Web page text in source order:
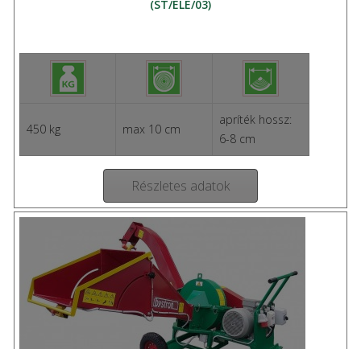
(ST/ELE/03)
450 kg max 10 cm
apríték hossz:
6-8 cm
Részletes adatok